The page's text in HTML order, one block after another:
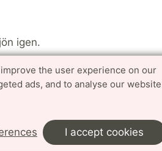
the user experience on our
ads, and to analyse our website
I accept cookies
igen.
att stiga
och
i södra